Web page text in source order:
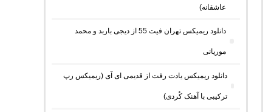
عاشقانه)
دانلود ریمیکس تهران فیت 55 از دیجی باربد و محمد
موریانی
دانلود ریمیکس یادت رفت از قدیمی ای آی (ریمیکس رپ
ترکیبی با آهنک کُردی)